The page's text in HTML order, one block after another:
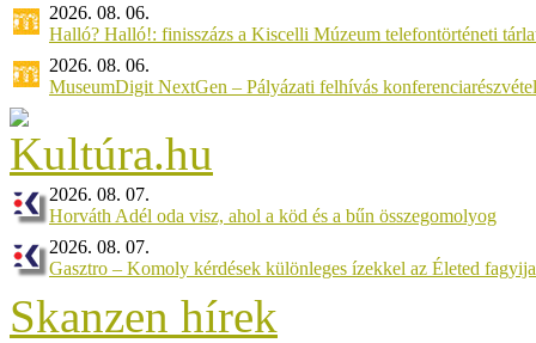
2026. 08. 06.
Halló? Halló!: finisszázs a Kiscelli Múzeum telefontörténeti
2026. 08. 06.
MuseumDigit NextGen – Pályázati felhívás
2026. 08. 07.
Horváth Adél oda visz, ahol a köd és a bűn összegomolyog
2026. 08. 07.
Gasztro – Komoly kérdések különleges ízekkel az Életed
Skanzen hírek